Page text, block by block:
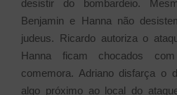
desistir do bombardeio.
Benjamin e Hanna não
judeus. Ricardo autoriza o
Hanna ficam chocados
comemora. Adriano disfarça o
algo próximo ao local do